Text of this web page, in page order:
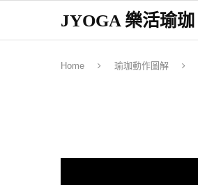
JYOGA 樂活瑜珈
Home 瑜珈動作圖解